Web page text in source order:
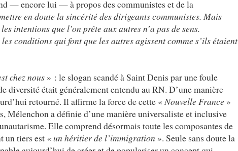
— encore lui — à propos des communistes et de la
en doute la sincérité des dirigeants communistes. Mais
intentions que l’on prête aux autres n’a pas de sens.
conditions qui font que les autres agissent comme s’ils étaient
cheznous » : le slogan scandé à Saint Denis par une foule
diversité était généralement entendu au RN. D’une manière
retourné. Il affirme la force de cette «Nouvelle France »
Mélenchon a définie d’une manière universaliste et inclusive
Elle comprend désormais toute les composantes de
un tiers est « un héritier de l’immigration ». Seule sans doute la